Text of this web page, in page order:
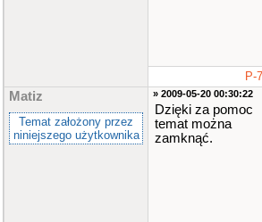
P-
Matiz
Temat założony przez
niniejszego użytkownika
» 2009-05-20 00:30:22
Dzięki za pomoc
temat można
zamknąć.